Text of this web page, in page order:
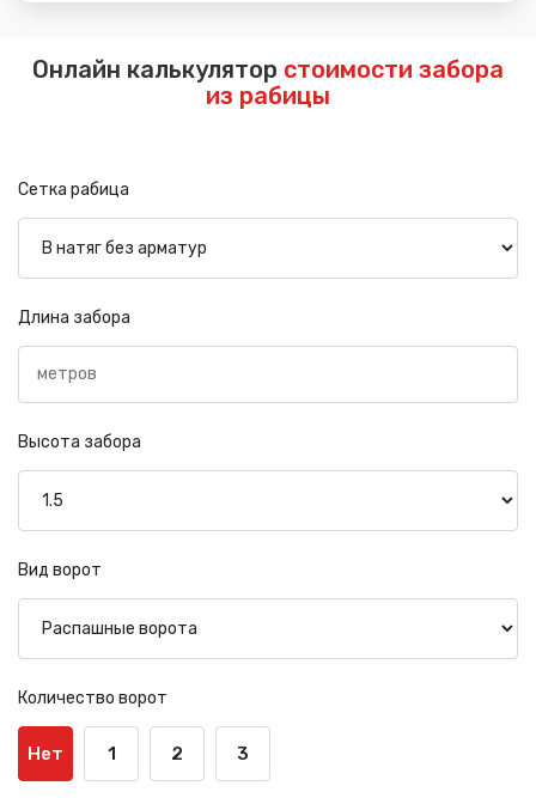
Онлайн калькулятор стоимости забора
из рабицы
Сетка рабица
Длина забора
Высота забора
Вид ворот
Количество ворот
Нет 1 2 3